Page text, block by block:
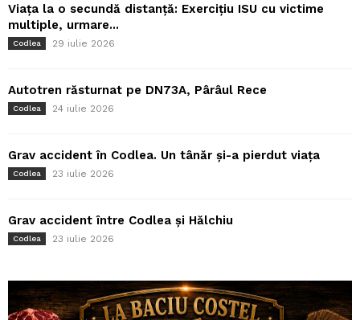
Viața la o secundă distanță: Exercițiu ISU cu victime
multiple, urmare...
Codlea 29 iulie 2026
Autotren răsturnat pe DN73A, Pârâul Rece
Codlea 24 iulie 2026
Grav accident în Codlea. Un tânăr și-a pierdut viața
Codlea 23 iulie 2026
Grav accident între Codlea și Hălchiu
Codlea 23 iulie 2026